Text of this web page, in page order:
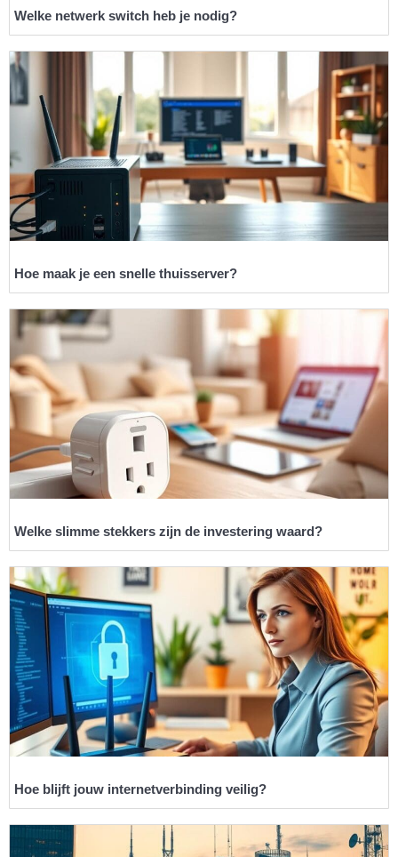
Welke netwerk switch heb je nodig?
Hoe maak je een snelle thuisserver?
Welke slimme stekkers zijn de investering waard?
Hoe blijft jouw internetverbinding veilig?